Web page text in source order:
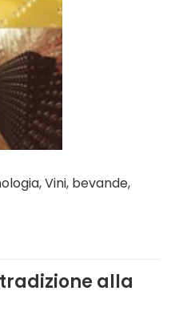
, Vini, bevande,
alla